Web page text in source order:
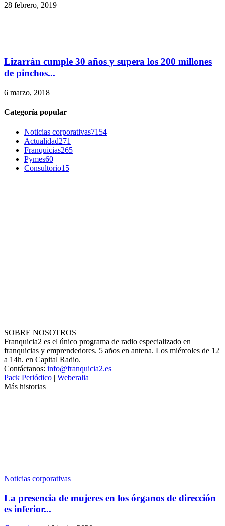
28 febrero, 2019
Lizarrán cumple 30 años y supera los 200 millones
de pinchos...
6 marzo, 2018
Categoría popular
Noticias corporativas7154
Actualidad271
Franquicias265
Pymes60
Consultorio15
SOBRE NOSOTROS
Franquicia2 es el único programa de radio especializado en
franquicias y emprendedores. 5 años en antena. Los miércoles de 12
a 14h. en Capital Radio.
Contáctanos: info@franquicia2.es
Pack Periódico | Weberalia
Más historias
Noticias corporativas
La presencia de mujeres en los órganos de dirección
es inferior...